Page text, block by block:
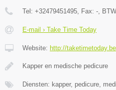
Tel: +32479451495 , Fax: - ,
E-mail › Take Time Today
Website: http://taketimetoday.be
Kapper en medische pedicure
Diensten: kapper, pedicure,